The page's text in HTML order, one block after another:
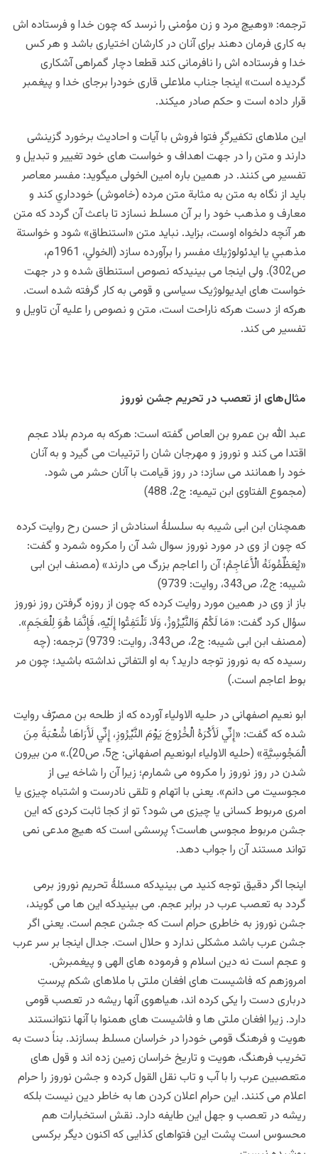
ترجمه: «وهيچ مرد و زن مؤمنى را نرسد كه چون خدا و فرستاده‏ اش
به كارى فرمان دهند براى آنان در كارشان اختيارى باشد و هر كس
خدا و فرستاده‏ اش را نافرمانى كند قطعا دچار گمراهى آشكارى
گرديده است» اینجا جناب ملاعلی قاری خودرا برجای خدا و پیغمبر
قرار داده است و حکم صادر میکند.
این ملاهای تکفیرگرِ فتوا فروش با آیات و احادیث برخورد گزینشی
دارند و متن را در جهت اهداف و خواست های خود تغییر و تبدیل و
تفسیر می کنند. در همین باره امین الخولی میگوید: مفسر معاصر
بايد از نگاه به متن به مثابة متن مرده (خاموش) خودداري كند و
معارف و مذهب خود را بر آن مسلط نسازد تا باعث آن گردد كه متن
هر آنچه دلخواه اوست، بزايد. نبايد متن «استنطاق» شود و خواستة
مذهبي يا ايدئولوژيك مفسر را برآورده سازد (الخولي، 1961م،
ص302). ولی اینجا می بینیدکه نصوص استنطاق شده و در جهت
خواست های ایدیولوژیک سیاسی و قومی به کار گرفته شده است.
هرکه از دست هرکه ناراحت است، متن و نصوص را علیه آن تاویل و
تفسیر می کند.
مثال‌های از تعصب در تحریم جشن نوروز
عبد الله بن عمرو بن العاص گفته است: هرکه به مردم بلاد عجم
اقتدا می کند و نوروز و مهرجان شان را ترتیبات می گیرد و به آنان
خود را همانند می سازد؛ در روز قیامت با آنان حشر می شود.
(مجموع الفتاوی ابن تیمیه: ج2، 488)
همچنان ابن ابی شیبه به سلسلۀ اسنادش از حسن رح روایت کرده
که چون از وی در مورد نوروز سوال شد آن را مکروه شمرد و گفت:
«يُعَظِّمُونَهُ الْأَعَاجِمُ؛ آن را اعاجم بزرگ می دارند» (مصنف ابن ابی
شیبه: ج2، ص343، روایت: 9739)
باز از وی در همین مورد روایت کرده که چون از روزه گرفتن روز نوروز
سؤال کرد گفت: «مَا لَكُمْ وَالنَّيْرُوزُ، وَلَا تَلْتَفِتُوا إِلَيْهِ، فَإِنَّمَا هُوَ لِلْعَجَمِ».
(مصنف ابن ابی شیبه: ج2، ص343، روایت: 9739) ترجمه: (چه
رسیده که به نوروز توجه دارید؟ به او التفاتی نداشته باشید؛ چون مر
بوط اعاجم است.)
ابو نعیم اصفهانی در حلیه الاولیاء آورده که از طلحه بن مصرّف روایت
شده که گفت: «إِنِّي لَأَكْرَهُ الْخُرُوجَ يَوْمَ النَّيْرُوزِ، إِنِّي لَأَرَاهَا شُعْبَةً مِنَ
الْمَجُوسِيَّةِ» (حلیه الاولیاء ابونعیم اصفهانی: ج5، ص20).» من بیرون
شدن در روز نوروز را مکروه می شمارم؛ زیرا آن را شاخه یی از
مجوسیت می دانم». یعنی با اتهام و تلقی نادرست و اشتباه چیزی یا
امری مربوط کسانی یا چیزی می شود؟ تو از کجا ثابت کردی که این
جشن مربوط مجوسی هاست؟ پرسشی است که هیچ مدعی نمی
تواند مستند آن را جواب دهد.
اینجا اگر دقیق توجه کنید می بینیدکه مسئلۀ تحریم نوروز برمی
گردد به تعصب عرب در برابر عجم. می بینیدکه این ها می گویند،
جشن نوروز به خاطری حرام است که جشن عجم است. یعنی اگر
جشن عرب باشد مشکلی ندارد و حلال است. جدال اینجا بر سر عرب
و عجم است نه دین اسلام و فرموده های الهی و پیغمبرش.
امروزهم که فاشیست های افغان ملتی با ملاهای شکم پرستِ
درباری دست را یکی کرده اند، هیاهوی آنها ریشه در تعصب قومی
دارد. زیرا افغان ملتی ها و فاشیست های همنوا با آنها نتوانستند
هویت و فرهنگ قومی خودرا در خراسان مسلط بسازند. بناً دست به
تخریب فرهنگ، هویت و تاریخ خراسان زمین زده اند و قول های
متعصبین عرب را با آب و تاب نقل القول کرده و جشن نوروز را حرام
اعلام می کنند. این حرام اعلان کردن ها به خاطر دین نیست بلکه
ریشه در تعصب و جهل این طایفه دارد. نقش استخبارات هم
محسوس است پشت این فتواهای کذایی که اکنون دیگر برکسی